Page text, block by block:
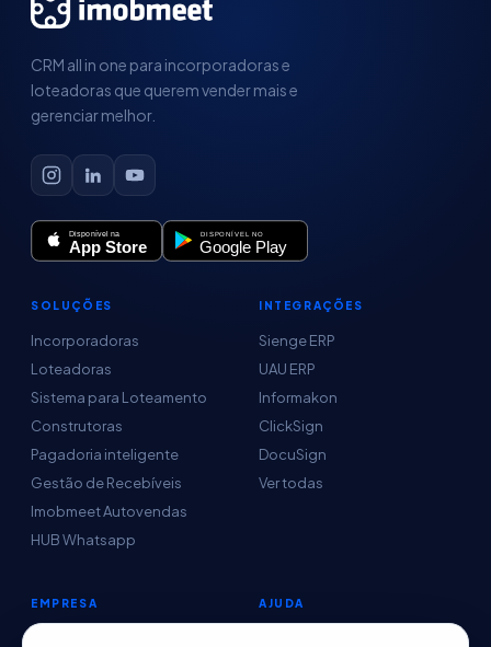
CRM all in one para incorporadoras e
loteadoras que querem vender mais e
gerenciar melhor.
SOLUÇÕES
Incorporadoras
Loteadoras
Sistema para Loteamento
Construtoras
Pagadoria inteligente
Gestão de Recebíveis
Imobmeet Autovendas
HUB Whatsapp
INTEGRAÇÕES
Sienge ERP
UAU ERP
Informakon
ClickSign
DocuSign
Ver todas
EMPRESA AJUDA